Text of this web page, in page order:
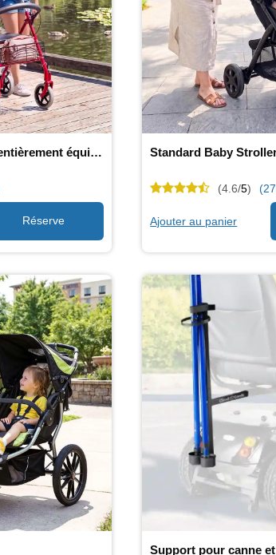
Déambulateur Rollator (entièrement équipé) Standard Baby
(4.6/5)
Ajouter au panier